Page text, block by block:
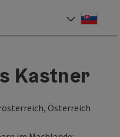
Kastner
Österreich